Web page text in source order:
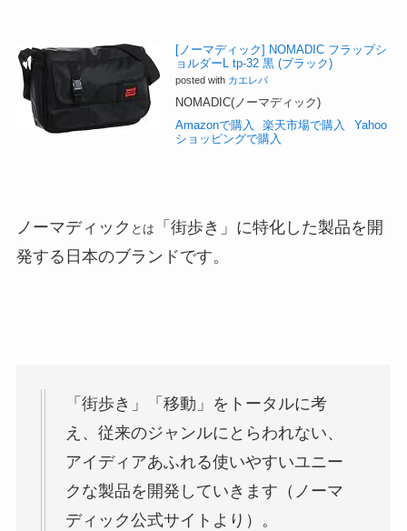
[ノーマディック] NOMADIC フラップシ
ョルダーL tp-32 黒 (ブラック)
posted with カエレバ
NOMADIC(ノーマディック)
Amazonで購入
楽天市場で購入
Yahoo
ショッピングで購入
ノーマディック とは
「街歩き」に特化した製品を開
発する日本のブランドです。
「街歩き」「移動」をトータルに考
え、従来のジャンルにとらわれない、
アイディアあふれる使いやすいユニー
クな製品を開発していきます（ノーマ
ディック公式サイトより）。